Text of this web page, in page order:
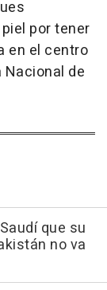
por tener
en el centro
de
que su
no va